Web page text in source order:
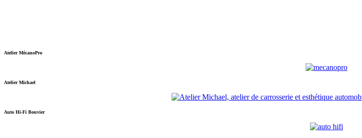
Atelier MécanoPro
Atelier Michael
Auto Hi-Fi Bouvier